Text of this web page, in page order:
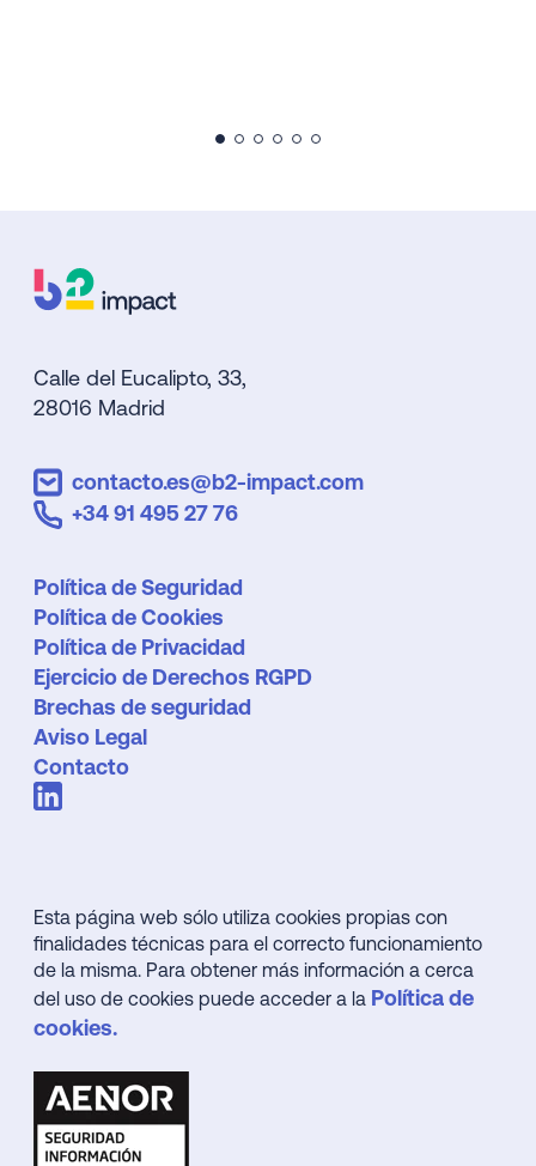
Calle del Eucalipto, 33,
28016 Madrid
contacto.es@b2-impact.com
+34 91 495 27 76
Política de Seguridad
Política de Cookies
Política de Privacidad
Ejercicio de Derechos RGPD
Brechas de seguridad
Aviso Legal
Contacto
Esta página web sólo utiliza cookies propias con
finalidades técnicas para el correcto funcionamiento
de la misma. Para obtener más información a cerca
del uso de cookies puede acceder a la Política de
cookies.